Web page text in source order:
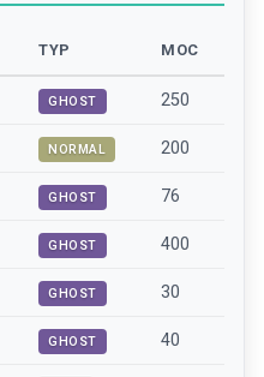
TYP MOC
GHOST 250
NORMAL 200
GHOST 76
GHOST 400
GHOST 30
GHOST 40